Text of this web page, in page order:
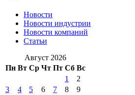
Новости
Новости индустрии
Новости компаний
Статьи
Август 2026
Пн Вт Ср Чт Пт Сб Вс
1
2
3
4 5 6 7 8
9